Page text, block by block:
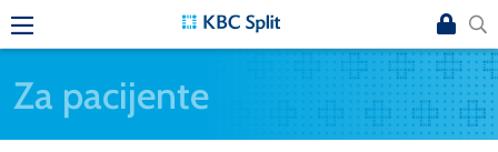
Za pacijente